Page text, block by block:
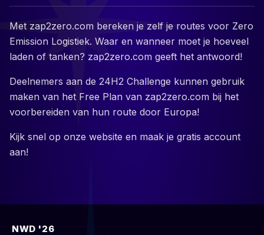
Met zap2zero.com bereken je zelf je routes voor Zero
Emission Logistiek. Waar en wanneer moet je hoeveel
laden of tanken? zap2zero.com geeft het antwoord!
Deelnemers aan de 24H2 Challenge kunnen gebruik
maken van het Free Plan van zap2zero.com bij het
voorbereiden van hun route door Europa!
Kijk snel op onze website en maak je gratis account
aan!
NWD '26